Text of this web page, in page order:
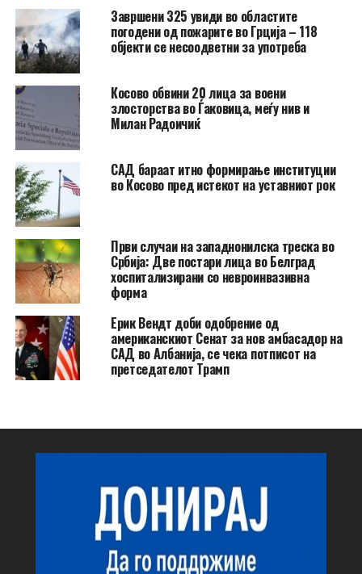
Завршени 325 увиди во областите
погодени од пожарите во Грција – 118
објекти се несоодветни за употреба
Косово обвини 20 лица за воени
злосторства во Ѓаковица, меѓу нив и
Милан Радоичиќ
САД бараат итно формирање институции
во Косово пред истекот на уставниот рок
Први случаи на западнонилска треска во
Србија: Две постари лица во Белград
хоспитализирани со невроинвазивна
форма
Ерик Вендт доби одобрение од
американскиот Сенат за нов амбасадор на
САД во Албанија, се чека потписот на
претседателот Трамп